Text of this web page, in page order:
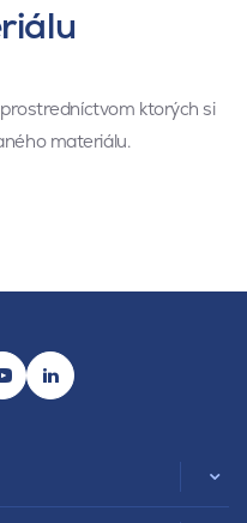
ktorých si
materiálu.